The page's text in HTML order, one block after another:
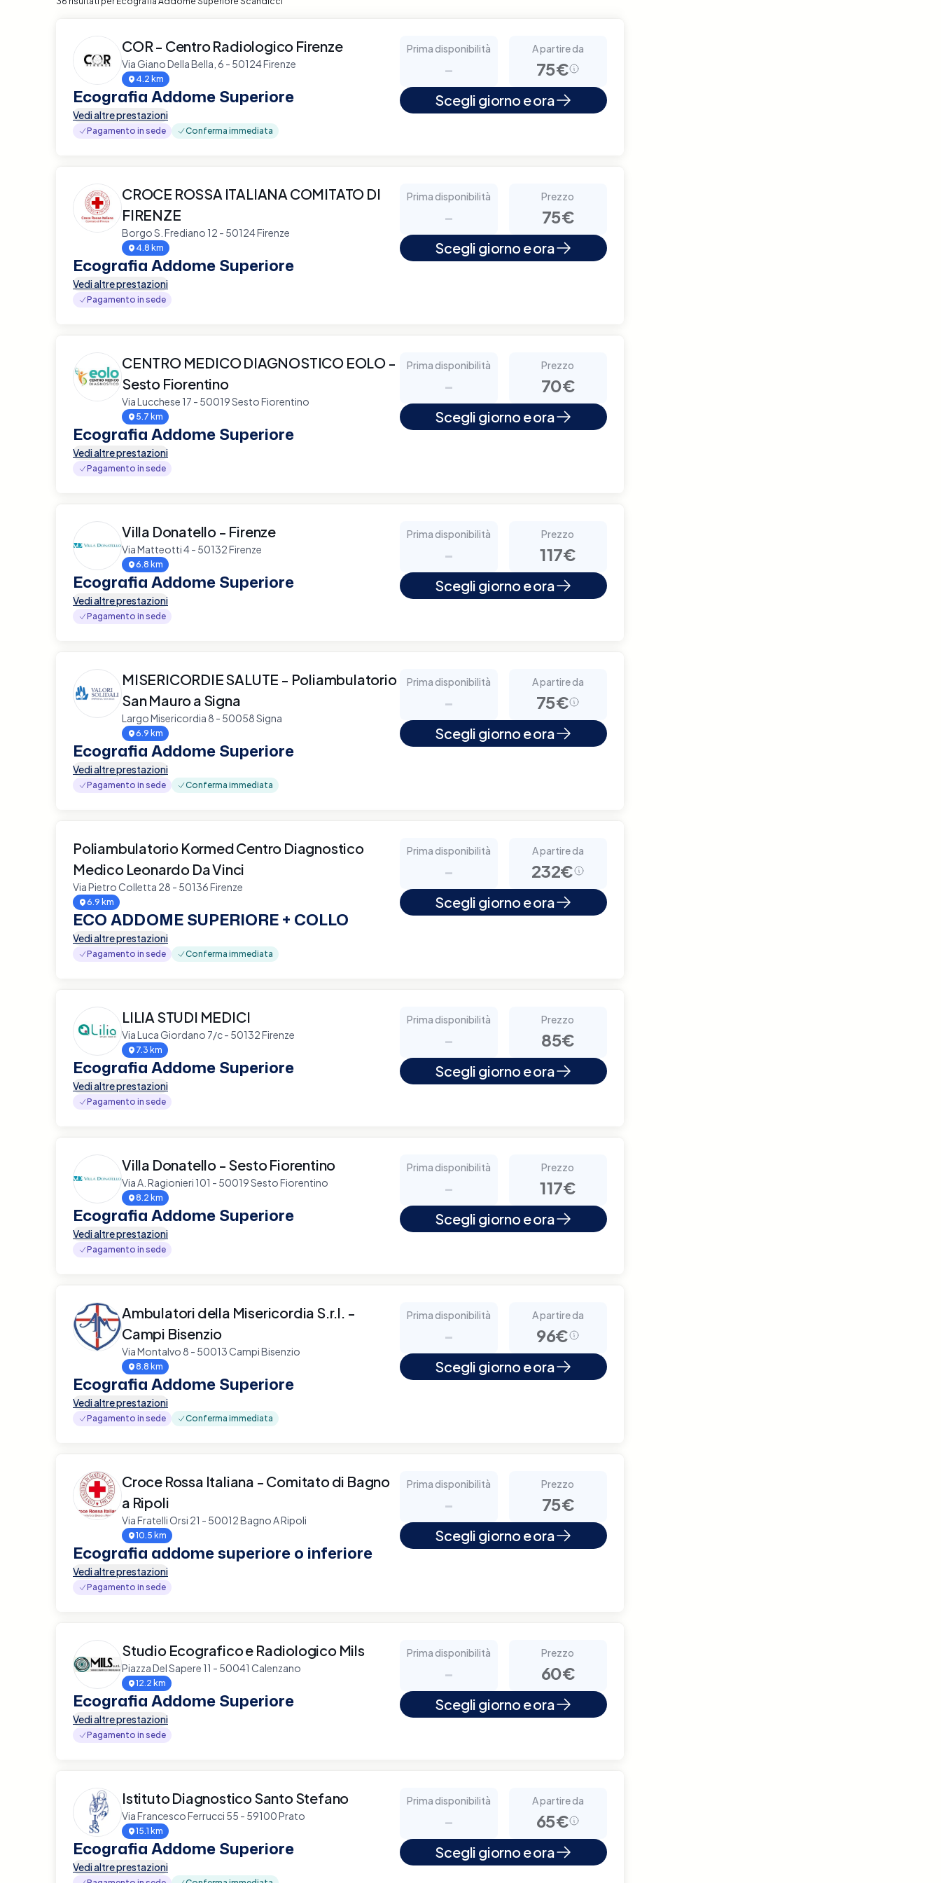
COR - Centro Radiologico Firenze
Via Giano Della Bella, 6 - 50124 Firenze
4.2 km
Ecografia Addome Superiore
Vedi altre prestazioni
Pagamento in sede Conferma immediata
Prima disponibilità
-
A partire da
75€
Scegli giorno e ora
CROCE ROSSA ITALIANA COMITATO DI
FIRENZE
Borgo S. Frediano 12 - 50124 Firenze
4.8 km
Ecografia Addome Superiore
Vedi altre prestazioni
Pagamento in sede
Prima disponibilità
-
Prezzo
75€
Scegli giorno e ora
CENTRO MEDICO DIAGNOSTICO EOLO -
Sesto Fiorentino
Via Lucchese 17 - 50019 Sesto Fiorentino
5.7 km
Ecografia Addome Superiore
Vedi altre prestazioni
Pagamento in sede
Prima disponibilità
-
Prezzo
70€
Scegli giorno e ora
Villa Donatello - Firenze
Via Matteotti 4 - 50132 Firenze
6.8 km
Ecografia Addome Superiore
Vedi altre prestazioni
Pagamento in sede
Prima disponibilità
-
Prezzo
117€
Scegli giorno e ora
MISERICORDIE SALUTE - Poliambulatorio
San Mauro a Signa
Largo Misericordia 8 - 50058 Signa
6.9 km
Ecografia Addome Superiore
Vedi altre prestazioni
Pagamento in sede Conferma immediata
Prima disponibilità
-
A partire da
75€
Scegli giorno e ora
Poliambulatorio Kormed Centro Diagnostico
Medico Leonardo Da Vinci
Via Pietro Colletta 28 - 50136 Firenze
6.9 km
ECO ADDOME SUPERIORE + COLLO
Vedi altre prestazioni
Pagamento in sede Conferma immediata
Prima disponibilità
-
A partire da
232€
Scegli giorno e ora
LILIA STUDI MEDICI
Via Luca Giordano 7/c - 50132 Firenze
7.3 km
Ecografia Addome Superiore
Vedi altre prestazioni
Pagamento in sede
Prima disponibilità
-
Prezzo
85€
Scegli giorno e ora
Villa Donatello - Sesto Fiorentino
Via A. Ragionieri 101 - 50019 Sesto Fiorentino
8.2 km
Ecografia Addome Superiore
Vedi altre prestazioni
Pagamento in sede
Prima disponibilità
-
Prezzo
117€
Scegli giorno e ora
Ambulatori della Misericordia S.r.l. -
Campi Bisenzio
Via Montalvo 8 - 50013 Campi Bisenzio
8.8 km
Ecografia Addome Superiore
Vedi altre prestazioni
Pagamento in sede Conferma immediata
Prima disponibilità
-
A partire da
96€
Scegli giorno e ora
Croce Rossa Italiana - Comitato di Bagno
a Ripoli
Via Fratelli Orsi 21 - 50012 Bagno A Ripoli
10.5 km
Ecografia addome superiore o inferiore
Vedi altre prestazioni
Pagamento in sede
Prima disponibilità
-
Prezzo
75€
Scegli giorno e ora
Studio Ecografico e Radiologico Mils
Piazza Del Sapere 11 - 50041 Calenzano
12.2 km
Ecografia Addome Superiore
Vedi altre prestazioni
Pagamento in sede
Prima disponibilità
-
Prezzo
60€
Scegli giorno e ora
Istituto Diagnostico Santo Stefano
Via Francesco Ferrucci 55 - 59100 Prato
15.1 km
Ecografia Addome Superiore
Vedi altre prestazioni
Prima disponibilità
-
A partire da
65€
Scegli giorno e ora